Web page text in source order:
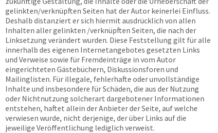
gelinkten/verknüpften Seiten hat der Autor keinerlei Einfluss.
Deshalb distanziert er sich hiermit ausdrücklich von allen
Inhalten aller gelinkten /verknüpften Seiten, die nach der
Linksetzung verändert wurden. Diese Feststellung gilt für alle
innerhalb des eigenen Internetangebotes gesetzten Links
und Verweise sowie für Fremdeinträge in vom Autor
eingerichteten Gästebüchern, Diskussionsforen und
Mailinglisten. Für illegale, fehlerhafte oder unvollständige
Inhalte und insbesondere für Schäden, die aus der Nutzung
oder Nichtnutzung solcherart dargebotener Informationen
entstehen, haftet allein der Anbieter der Seite, auf welche
verwiesen wurde, nicht derjenige, der über Links auf die
jeweilige Veröffentlichung lediglich verweist.